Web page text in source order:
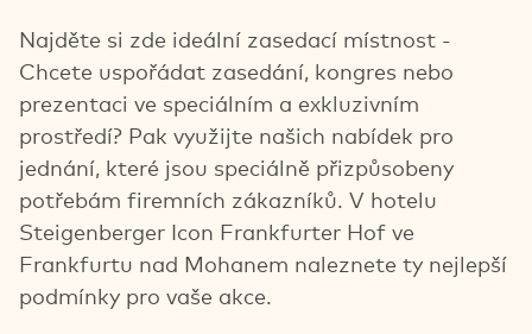
Najděte si zde ideální zasedací místnost -
Chcete uspořádat zasedání, kongres nebo
prezentaci ve speciálním a exkluzivním
prostředí? Pak využijte našich nabídek pro
jednání, které jsou speciálně přizpůsobeny
potřebám firemních zákazníků. V hotelu
Steigenberger Icon Frankfurter Hof ve
Frankfurtu nad Mohanem naleznete ty nejlepší
podmínky pro vaše akce.